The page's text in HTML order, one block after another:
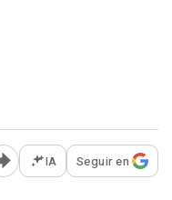
Abrir opciones para
IA Seguir en